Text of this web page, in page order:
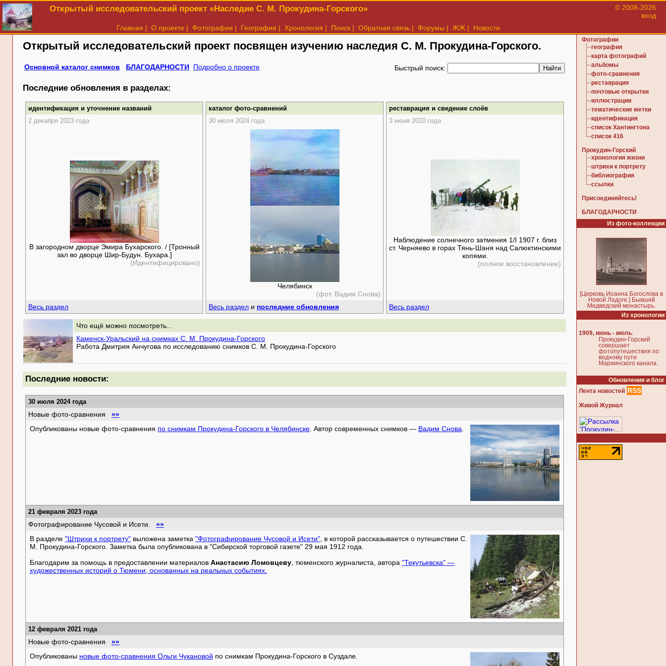
Открытый исследовательский проект «Наследие С. М. Прокудина-Горского»
© 2008-2026
вход
Главная | О проекте | Фотографии | География | Хронология | Поиск | Обратная связь | Форумы | ЖЖ | Новости
Открытый исследовательский проект посвящен изучению наследия С. М. Прокудина-Горского.
Основной каталог снимков БЛАГОДАРНОСТИ Подробно о проекте Быстрый поиск:
Последние обновления в разделах:
идентификация и уточнение названий каталог фото-сравнений
реставрация и сведение слоёв
2 декабря 2023 года
30 июля 2024 года 3 июня 2020 года
В загородном дворце Эмира Бухарского. / [Тронный
зал во дворце Шир-Будун. Бухара.]
(Идентифицировано)
Челябинск
(фот. Вадим Снова)
Наблюдение солнечного затмения 1/I 1907 г. близ
ст. Черняево в горах Тянь-Шаня над Салюктинскими
копями.
(полное восстановление)
Весь раздел Весь раздел и последние обновления Весь раздел
Что ещё можно посмотреть...
Каменск-Уральский на снимках С. М. Прокудина-Горского
Работа Дмитрия Анчугова по исследованию снимков С. М. Прокудина-Горского
Последние новости:
30 июля 2024 года
Новые фото-сравнения »»
Опубликованы новые фото-сравнения по снимкам Прокудина-Горского в Челябинске. Автор современных снимков — Вадим Снова.
21 февраля 2023 года
Фотографирование Чусовой и Исети. »»
В разделе "Штрихи к портрету" выложена заметка "Фотографирование Чусовой и Исети", в которой рассказывается о путешествии С.
М. Прокудина-Горского. Заметка была опубликована в "Сибирской торговой газете" 29 мая 1912 года.
Благодарим за помощь в предоставлении материалов Анастасию Ломовцеву, тюменского журналиста, автора "Текутьевска" —
художественных историй о Тюмени, основанных на реальных событиях.
12 февраля 2021 года
Новые фото-сравнения »»
Опубликованы новые фото-сравнения Ольги Чукановой по снимкам Прокудина-Горского в Суздале.
Фотографии
география
карта фотографий
альбомы
фото-сравнения
реставрация
почтовые открытки
иллюстрации
тематические метки
идентификация
список Хантингтона
список 416
Прокудин-Горский
хронология жизни
штрихи к портрету
библиография
ссылки
Присоединяйтесь!
БЛАГОДАРНОСТИ
Из фото-коллекции
[Церковь Иоанна Богослова в
Новой Ладоге.] Бывший
Медведский монастырь.
Из хронологии
1909, июнь - июль:
Прокудин-Горский
совершает
фотопутешествия по
водному пути
Мариинского канала.
Обновления и блог
Лента новостей RSS
Живой Журнал